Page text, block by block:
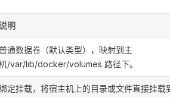
明
通数据卷（默认类型），映射到主
/var/lib/docker/volumes 路径下。
定挂载，将宿主机上的目录或文件直接挂载